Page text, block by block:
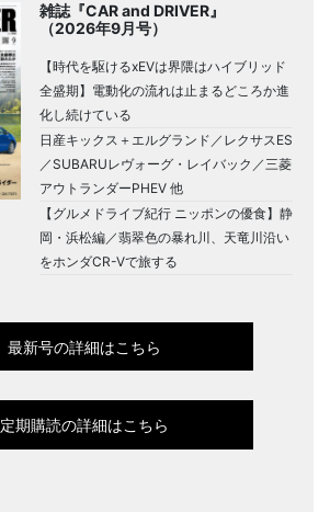
雑誌『CAR and DRIVER』
（2026年9月号）
【時代を駆けるxEVは界隈はハイブリッド
全盛期】電動化の流れは止まるどころか進
化し続けている
日産キックス＋エルグランド／レクサスES
／SUBARUレヴォーグ・レイバック／三菱
アウトランダーPHEV 他
【グルメドライブ紀行 ニッポンの優食】静
岡・浜松編／翡翠色の暴れ川、天竜川沿い
をホンダCR-Vで旅する
最新号の詳細はこちら
定期購読の詳細はこちら